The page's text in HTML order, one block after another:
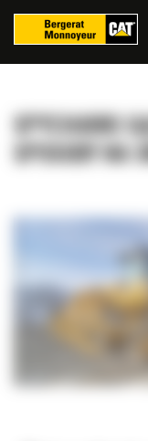
SPYCHARKI
SPOSOBY NA
Panel zarządzania plikami